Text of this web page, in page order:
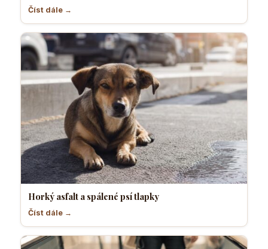
Číst dále →
Horký asfalt a spálené psí tlapky
Číst dále →